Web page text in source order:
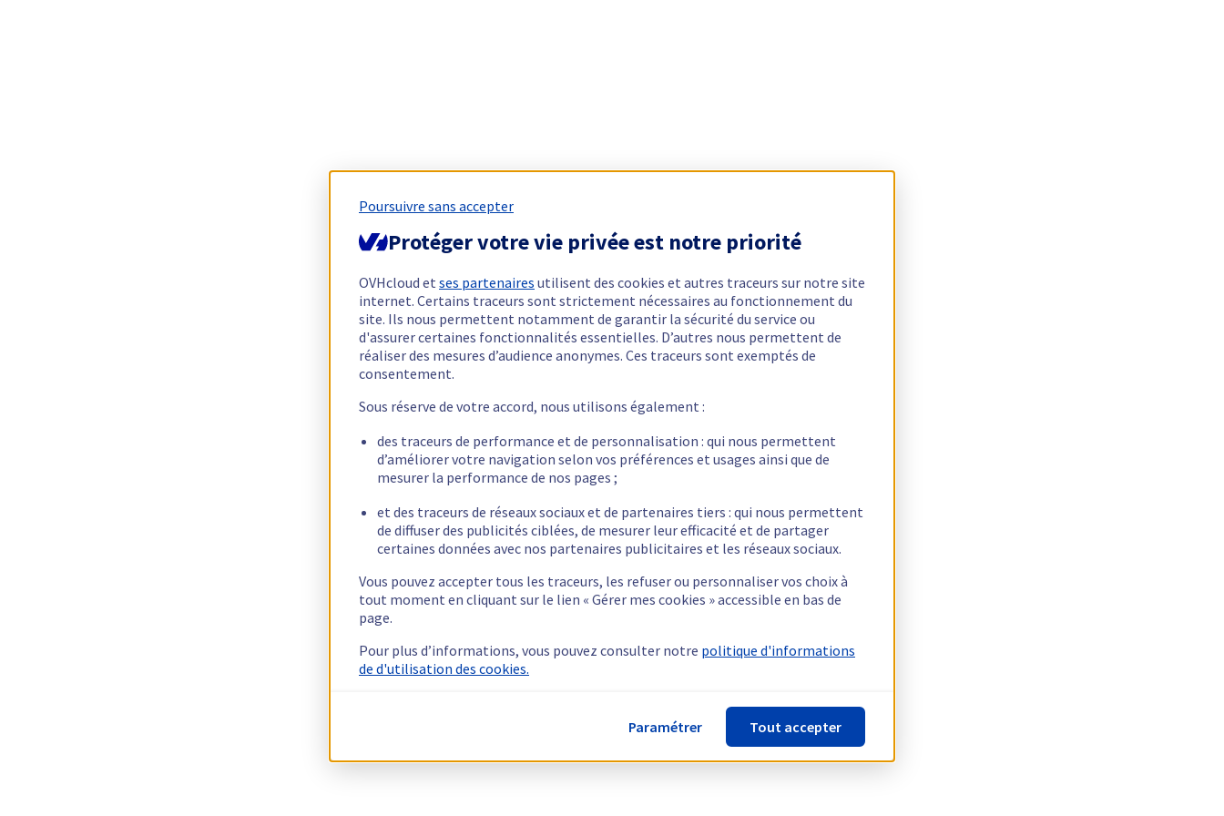
Poursuivre sans accepter
Protéger votre vie privée est notre priorité
OVHcloud et ses partenaires utilisent des cookies et autres traceurs sur notre site
internet. Certains traceurs sont strictement nécessaires au fonctionnement du
site. Ils nous permettent notamment de garantir la sécurité du service ou
d'assurer certaines fonctionnalités essentielles. D’autres nous permettent de
réaliser des mesures d’audience anonymes. Ces traceurs sont exemptés de
consentement.
Sous réserve de votre accord, nous utilisons également :
des traceurs de performance et de personnalisation : qui nous permettent
d’améliorer votre navigation selon vos préférences et usages ainsi que de
mesurer la performance de nos pages ;
et des traceurs de réseaux sociaux et de partenaires tiers : qui nous permettent
de diffuser des publicités ciblées, de mesurer leur efficacité et de partager
certaines données avec nos partenaires publicitaires et les réseaux sociaux.
Vous pouvez accepter tous les traceurs, les refuser ou personnaliser vos choix à
tout moment en cliquant sur le lien « Gérer mes cookies » accessible en bas de
page.
Pour plus d’informations, vous pouvez consulter notre politique d'informations
de d'utilisation des cookies.
Paramétrer Tout accepter